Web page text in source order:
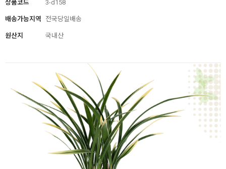
상품코드 3-d158
배송가능지역 전국당일배송
원산지 국내산